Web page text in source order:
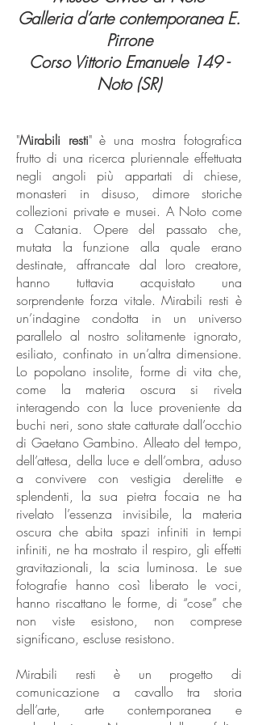
Galleria d’arte contemporanea E.
Pirrone
Corso Vittorio Emanuele 149 -
Noto (SR)
"Mirabili resti" è una mostra fotografica
frutto di una ricerca pluriennale effettuata
negli angoli più appartati di chiese,
monasteri in disuso, dimore storiche
collezioni private e musei. A Noto come
a Catania. Opere del passato che,
mutata la funzione alla quale erano
destinate, affrancate dal loro creatore,
hanno tuttavia acquistato una
sorprendente forza vitale. Mirabili resti è
un’indagine condotta in un universo
parallelo al nostro solitamente ignorato,
esiliato, confinato in un’altra dimensione.
Lo popolano insolite, forme di vita che,
come la materia oscura si rivela
interagendo con la luce proveniente da
buchi neri, sono state catturate dall’occhio
di Gaetano Gambino. Alleato del tempo,
dell’attesa, della luce e dell’ombra, aduso
a convivere con vestigia derelitte e
splendenti, la sua pietra focaia ne ha
rivelato l’essenza invisibile, la materia
oscura che abita spazi infiniti in tempi
infiniti, ne ha mostrato il respiro, gli effetti
gravitazionali, la scia luminosa. Le sue
fotografie hanno così liberato le voci,
hanno riscattano le forme, di “cose” che
non viste esistono, non comprese
significano, escluse resistono.
Mirabili resti è un progetto di
comunicazione a cavallo tra storia
dell’arte, arte contemporanea e